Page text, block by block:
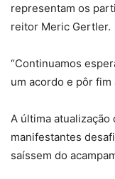
representam os
reitor Meric Gertler.
“Continuamos
um acordo e pôr fim
A última
manifestantes
saíssem do